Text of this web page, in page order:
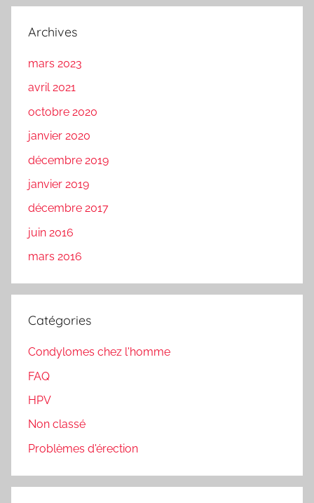
Archives
mars 2023
avril 2021
octobre 2020
janvier 2020
décembre 2019
janvier 2019
décembre 2017
juin 2016
mars 2016
Catégories
Condylomes chez l'homme
FAQ
HPV
Non classé
Problèmes d'érection